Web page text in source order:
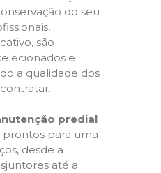
do seu
são
e
a qualidade dos
predial
prontos para uma
desde a
até a